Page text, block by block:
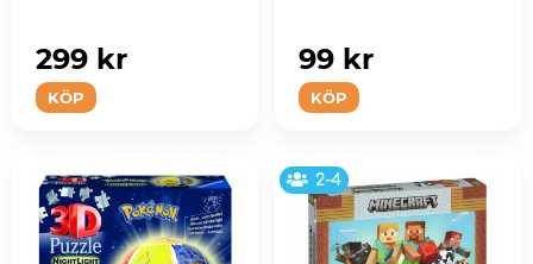
KÖP
299 kr
KÖP
99 kr
2-4